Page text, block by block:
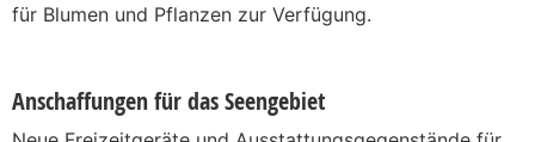
für Blumen und Pflanzen zur Verfügung.
Anschaffungen für das Seengebiet